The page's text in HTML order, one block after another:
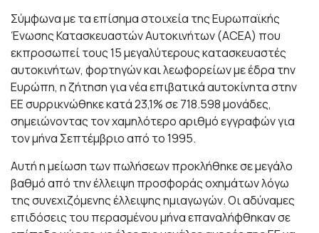
Σύμφωνα με τα επίσημα στοιχεία της Ευρωπαϊκής
Ένωσης Κατασκευαστών Αυτοκινήτων (ACEA) που
εκπροσωπεί τους 15 μεγαλύτερους κατασκευαστές
αυτοκινήτων, φορτηγών και λεωφορείων με έδρα την
Ευρώπη, η ζήτηση για νέα επιβατικά αυτοκίνητα στην
ΕΕ συρρικνώθηκε κατά 23,1% σε 718.598 μονάδες,
σημειώνοντας τον χαμηλότερο αριθμό εγγραφών για
τον μήνα Σεπτέμβριο από το 1995.
Aυτή η μείωση των πωλήσεων προκλήθηκε σε μεγάλο
βαθμό από την έλλειψη προσφοράς οχημάτων λόγω
της συνεχιζόμενης έλλειψης ημιαγωγών. Οι αδύναμες
επιδόσεις του περασμένου μήνα επαναλήφθηκαν σε